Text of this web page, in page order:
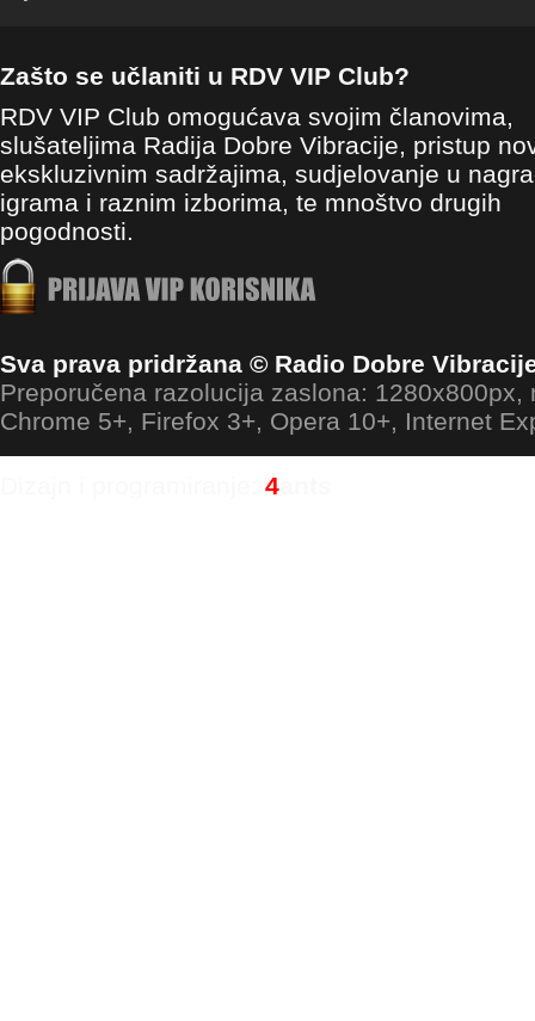
Zašto se učlaniti u RDV VIP Club?
RDV VIP Club omogućava svojim članovima,
slušateljima Radija Dobre Vibracije, pristup
ekskluzivnim sadržajima, sudjelovanje u
igrama i raznim izborima, te mnoštvo drugih
pogodnosti.
Sva prava pridržana © Radio Dobre
Preporučena razolucija zaslona: 1280x800px,
Chrome 5+, Firefox 3+, Opera 10+, Internet
4